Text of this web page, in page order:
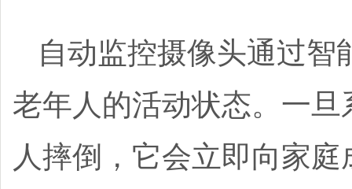
自动监控摄像头通过智
老年人的活动状态。一
人摔倒，它会立即向家